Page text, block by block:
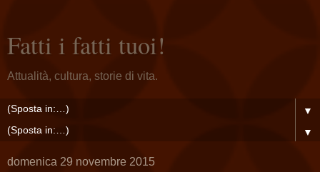
Fatti i fatti tuoi!
Attualità, cultura, storie di vita.
▼
▼
domenica 29 novembre 2015